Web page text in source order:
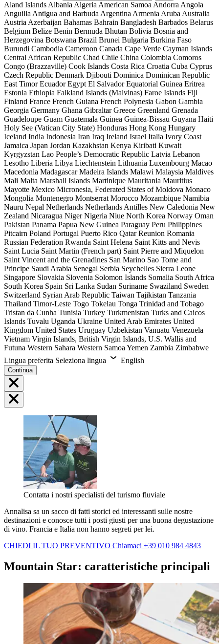
Aland Islands Albania Algeria American Samoa Andorra Angola
Anguilla Antigua and Barbuda Argentina Armenia Aruba Australia
Austria Azerbaijan Bahamas Bahrain Bangladesh Barbados Belarus
Belgium Belize Benin Bermuda Bhutan Bolivia Bosnia and
Herzegovina Botswana Brazil Brunei Bulgaria Burkina Faso
Burundi Cambodia Cameroon Canada Cape Verde Cayman Islands
Central African Republic Chad Chile China Colombia Comoros
Congo (Brazzaville) Cook Islands Costa Rica Croatia Cuba Cyprus
Czech Republic Denmark Djibouti Dominica Dominican Republic
East TimorEcuadorEgypt El SalvadorEquatorial Guinea Eritrea
Estonia Ethiopia Falkland Islands (Malvinas) Faroe Islands Fiji
Finland France French Guiana French Polynesia Gabon Gambia
Georgia Germany Ghana GibraltarGreece Greenland Grenada
Guadeloupe Guam Guatemala Guinea Guinea-Bissau Guyana Haiti
Holy See (Vatican City State) Honduras Hong Kong Hungary
Iceland India Indonesia Iran Iraq Ireland Israel Italia Ivory Coast
Jamaica Japan Jordan Kazakhstan Kenya Kiribati Kuwait
Kyrgyzstan Lao People’s Democratic Republic Latvia Lebanon
Lesotho Liberia Libya Liechtenstein Lithuania Luxembourg Macao
Macedonia MadagascarMadeira Islands Malawi Malaysia Maldives
Mali Malta Marshall Islands Martinique Mauritania Mauritius
Mayotte Mexico Micronesia, Federated States ofMoldova Monaco
Mongolia Montenegro Montserrat Morocco Mozambique Namibia
Nauru Nepal Netherlands Netherlands Antilles New Caledonia New
Zealand Nicaragua NigerNigeria Niue North Korea Norway Oman
Pakistan Panama Papua New Guinea Paraguay Peru Philippines
Pitcairn Poland Portugal Puerto Rico QatarReunion Romania
Russian Federation Rwanda Saint Helena Saint Kitts and Nevis
Saint Lucia Saint Martin (French part) Saint Pierre and Miquelon
Saint Vincent and the Grenadines San Marino Sao Tome and
Principe Saudi Arabia Senegal Serbia Seychelles Sierra Leone
Singapore Slovakia Slovenia Solomon Islands Somalia South Africa
South Korea Spain Sri Lanka Sudan Suriname Swaziland Sweden
Switzerland Syrian Arab Republic Taiwan Tajikistan Tanzania
Thailand Timor-Leste Togo Tokelau Tonga Trinidad and Tobago
Tristan da Cunha Tunisia Turkey Turkmenistan Turks and Caicos
Islands Tuvalu Uganda Ukraine United Arab Emirates United
Kingdom United States Uruguay Uzbekistan Vanuatu Venezuela
Vietnam Virgin Islands, British Virgin Islands, U.S. Wallis and
Futuna Western Sahara Western Samoa Yemen Zambia Zimbabwe
Lingua preferita Seleziona lingua English
Continua
Contatta i nostri specialisti del turismo fluviale
Annalisa sa un sacco di fatti storici ed interessanti sulle nostre
destinazioni e conosce tutti i posti giusti per una buona degustazione
di vino. Francia e Italia non hanno segreti per lei.
CHIEDI IL TUO PREVENTIVO Chiamaci +39 010 984 4843
Mountain Star: caratteristiche principali